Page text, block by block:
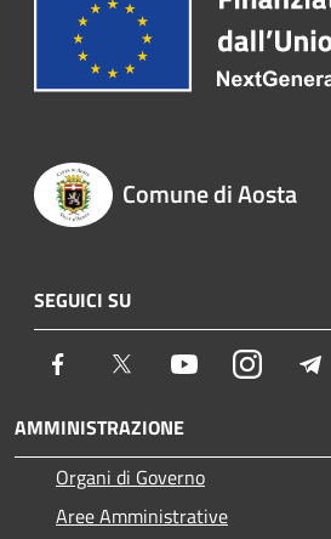
Comune di Aosta
SEGUICI SU
Facebook Twitter YoutubeInstagram
AMMINISTRAZIONE
Organi di Governo
Aree Amministrative